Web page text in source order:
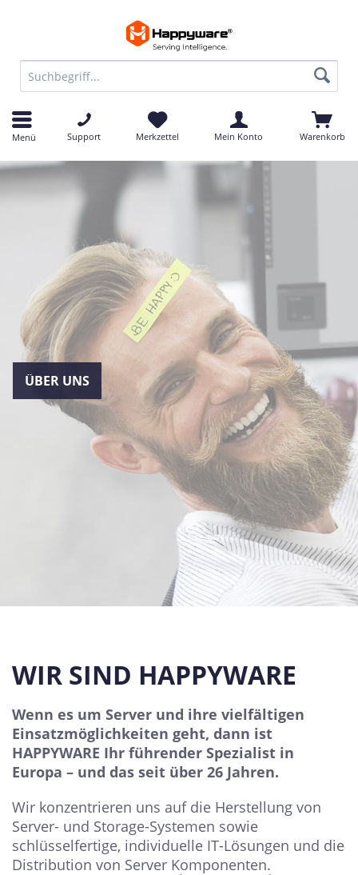
Menü Support Merkzettel Mein Konto Warenkorb
ÜBER UNS
WIR SIND HAPPYWARE
Wenn es um Server und ihre vielfältigen
Einsatzmöglichkeiten geht, dann ist
HAPPYWARE Ihr führender Spezialist in
Europa – und das seit über 26 Jahren.
Wir konzentrieren uns auf die Herstellung von
Server- und Storage-Systemen sowie
schlüsselfertige, individuelle IT-Lösungen und die
Distribution von Server Komponenten.